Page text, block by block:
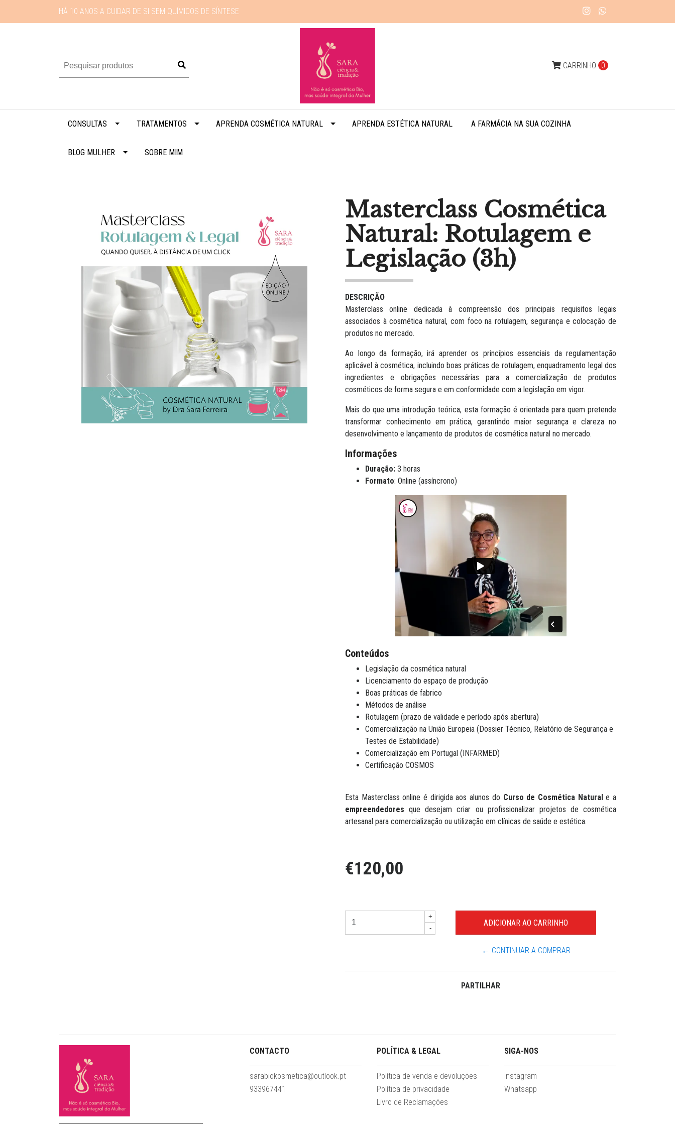
HÁ 10 ANOS A CUIDAR DE SI SEM QUÍMICOS DE SÍNTESE
CARRINHO 0
CONSULTAS TRATAMENTOS APRENDA COSMÉTICA NATURAL APRENDA ESTÉTICA NATURAL A FARMÁCIA NA SUA COZINHA
BLOG MULHER SOBRE MIM
Masterclass Cosmética
Natural: Rotulagem e
Legislação (3h)
DESCRIÇÃO
Masterclass online dedicada à compreensão dos principais requisitos legais
associados à cosmética natural, com foco na rotulagem, segurança e colocação de
produtos no mercado.
Ao longo da formação, irá aprender os princípios essenciais da regulamentação
aplicável à cosmética, incluindo boas práticas de rotulagem, enquadramento legal dos
ingredientes e obrigações necessárias para a comercialização de produtos
cosméticos de forma segura e em conformidade com a legislação em vigor.
Mais do que uma introdução teórica, esta formação é orientada para quem pretende
transformar conhecimento em prática, garantindo maior segurança e clareza no
desenvolvimento e lançamento de produtos de cosmética natural no mercado.
Informações
Duração: 3 horas
Formato: Online (assíncrono)
Conteúdos
Legislação da cosmética natural
Licenciamento do espaço de produção
Boas práticas de fabrico
Métodos de análise
Rotulagem (prazo de validade e período após abertura)
Comercialização na União Europeia (Dossier Técnico, Relatório de Segurança e
Testes de Estabilidade)
Comercialização em Portugal (INFARMED)
Certificação COSMOS
Esta Masterclass online é dirigida aos alunos do Curso de Cosmética Naturale a
empreendedores que desejam criar ou profissionalizar projetos de cosmética
artesanal para comercialização ou utilização em clínicas de saúde e estética.
€120,00
+
-
← CONTINUAR A COMPRAR
PARTILHAR
CONTACTO
sarabiokosmetica@outlook.pt
933967441
POLÍTICA & LEGAL
Política de venda e devoluções
Política de privacidade
Livro de Reclamações
SIGA-NOS
Instagram
Whatsapp